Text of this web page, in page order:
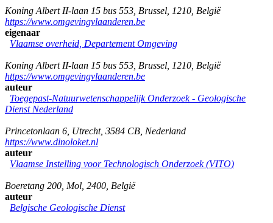
Koning Albert II-laan 15 bus 553 Brussel 1210 België
https://www.omgevingvlaanderen.be
eigenaar
Vlaamse overheid, Departement Omgeving
Koning Albert II-laan 15 bus 553 Brussel 1210 België
https://www.omgevingvlaanderen.be
auteur
Toegepast-Natuurwetenschappelijk Onderzoek - Geologische
Dienst Nederland
Princetonlaan 6 Utrecht, 3584 CB Nederland
https://www.dinoloket.nl
auteur
Vlaamse Instelling voor Technologisch Onderzoek (VITO)
Boeretang 200 Mol 2400 België
auteur
Belgische Geologische Dienst